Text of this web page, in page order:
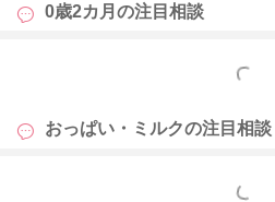
0歳2カ月の注目相談
もっと見る
おっぱい・ミルクの注目相談
もっと見る